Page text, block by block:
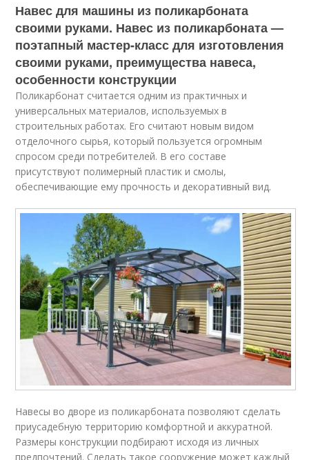
Навес для машины из поликарбоната
своими руками. Навес из поликарбоната —
поэтапный мастер-класс для изготовления
своими руками, преимущества навеса,
особенности конструкции
Поликарбонат считается одним из практичных и
универсальных материалов, используемых в
строительных работах. Его считают новым видом
отделочного сырья, который пользуется огромным
спросом среди потребителей. В его составе
присутствуют полимерный пластик и смолы,
обеспечивающие ему прочность и декоративный вид.
Навесы во дворе из поликарбоната позволяют сделать
приусадебную территорию комфортной и аккуратной.
Размеры конструкции подбирают исходя из личных
предпочтений. Сделать такое сооружение может каждый